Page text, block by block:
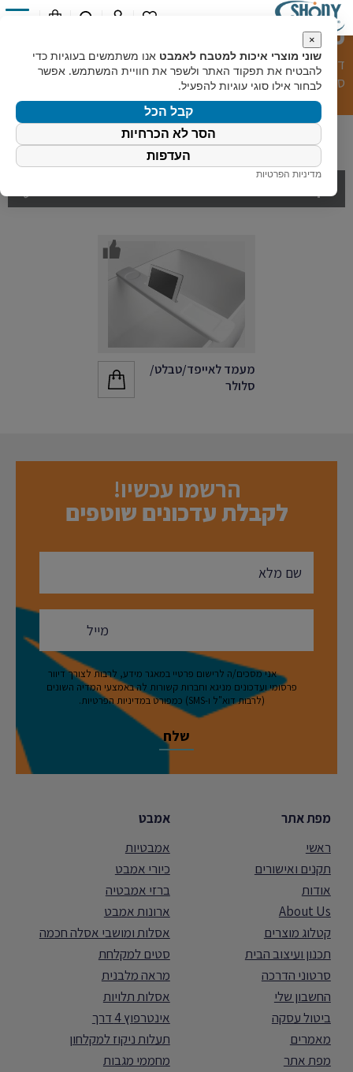
מעמד לאייפד/טבלט/ סלולר
דף הבית»קטלוג מוצרים»מוצרי אמבט»מעמד לאייפד/טבלט/
סלולר
סנן מוצרים
מעמד לאייפד/טבלט/
סלולר
הרשמו עכשיו!
לקבלת עדכונים שוטפים
אני מסכים/ה לרישום פרטיי במאגר מידע, לרבות לצורך דיוור
פרסומי ועדכונים מניגא וחברות קשורות לה באמצעי המדיה השונים
(לרבות דוא"ל ו-SMS) כמפורט במדיניות הפרטיות.
מפת אתר
ראשי
תקנים ואישורים
אודות
About Us
קטלוג מוצרים
תכנון ועיצוב הבית
סרטוני הדרכה
החשבון שלי
ביטול עסקה
מאמרים
מפת אתר
אמבט
אמבטיות
כיורי אמבט
ברזי אמבטיה
ארונות אמבט
אסלות ומושבי אסלה חכמה
סטים למקלחת
מראה מלבנית
אסלות תלויות
אינטרפוץ 4 דרך
תעלות ניקוז למקלחון
מחממי מגבות
×
שוני מוצרי איכות למטבח לאמבט אנו משתמשים בעוגיות כדי
להבטיח את תפקוד האתר ולשפר את חוויית המשתמש. אפשר
לבחור אילו סוגי עוגיות להפעיל.
קבל הכל
הסר לא הכרחיות
העדפות
מדיניות הפרטיות